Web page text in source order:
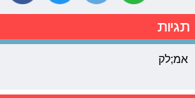
תגיות
אמ;לק